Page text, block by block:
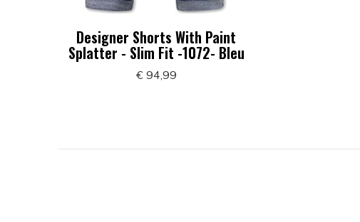
Designer Shorts With Paint
Splatter - Slim Fit -1072- Bleu
€ 94,99